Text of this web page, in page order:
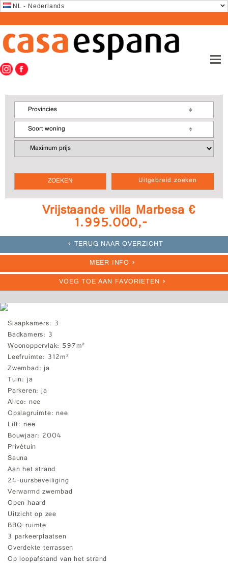
NL - Nederlands
Uitgebreid zoeken
Provincies
Soort woning
Vrijstaande villa Marbesa €
1.995.000,-
TERUG NAAR OVERZICHT
MEER INFO
VOEG TOE AAN FAVORIETEN
Slaapkamers 3
Badkamers 3
Woonoppervlak 597m²
Leefruimte 312m²
Zwembad ja
Tuin ja
Parkeren ja
Airco nee
Opslagruimte nee
Lift nee
Bouwjaar 2004
Privétuin
Sauna
Aan het strand
24-uursbeveiliging
Verwarmd zwembad
Open haard
Uitzicht op zee
BBQ-ruimte
3 parkeerplaatsen
Overdekte terrassen
Op loopafstand van het strand